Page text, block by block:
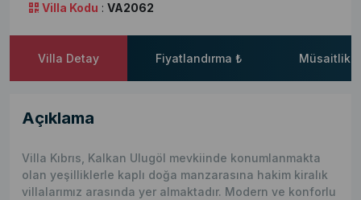
Villa Kodu : VA2062
Villa Detay Fiyatlandırma ₺ Müsaitlik
Açıklama
Villa Kıbrıs, Kalkan Ulugöl mevkiinde konumlanmakta
olan yeşilliklerle kaplı doğa manzarasına hakim kiralık
villalarımız arasında yer almaktadır. Modern ve konforlu